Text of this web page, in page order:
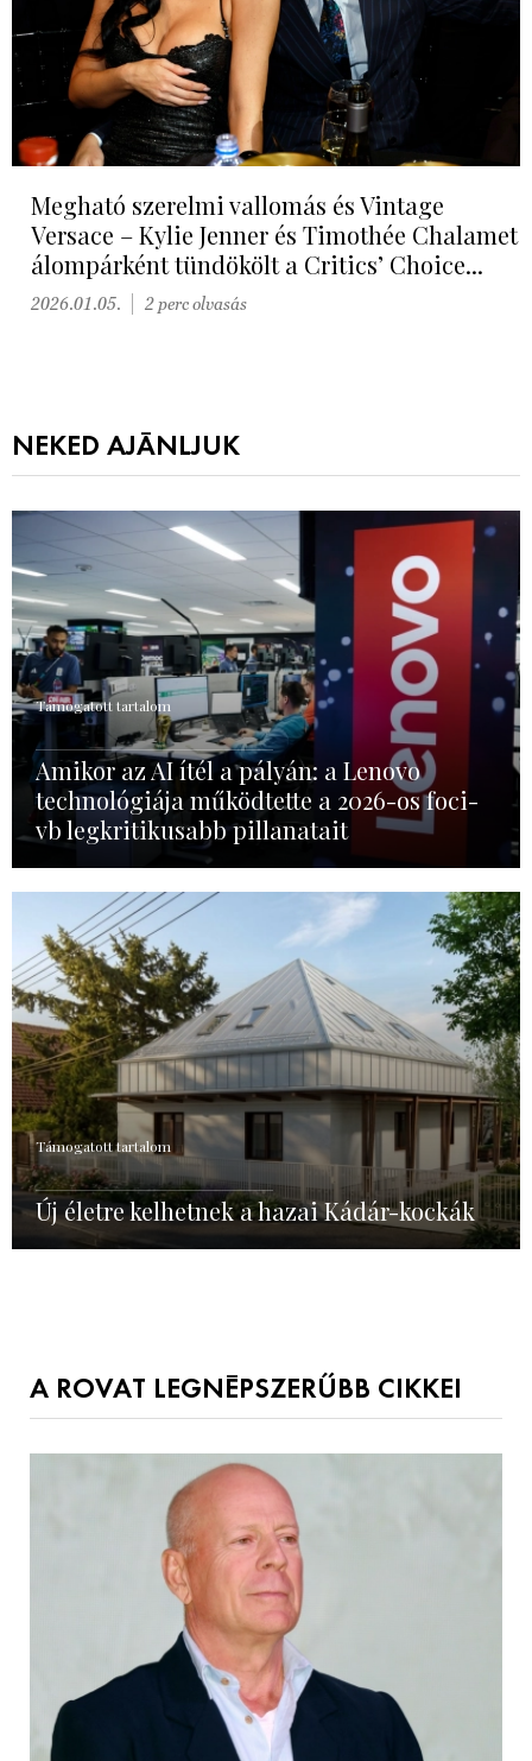
Megható szerelmi vallomás és Vintage
Versace – Kylie Jenner és Timothée Chalamet
álompárként tündökölt a Critics’ Choice...
2026.01.05. 2 perc olvasás
NEKED AJÁNLJUK
Támogatott tartalom
Amikor az AI ítél a pályán: a Lenovo
technológiája működtette a 2026-os foci-
vb legkritikusabb pillanatait
Támogatott tartalom
Új életre kelhetnek a hazai Kádár-kockák
A ROVAT LEGNÉPSZERŰBB CIKKEI